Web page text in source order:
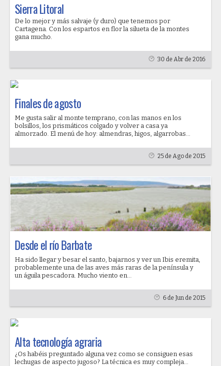
Sierra Litoral
De lo mejor y más salvaje (y duro) que tenemos por
Cartagena. Con los espartos en flor la silueta de la montes
gana mucho.
30 de Abr de 2016
Finales de agosto
Me gusta salir al monte temprano, con las manos en los
bolsillos, los prismáticos colgado y volver a casa ya
almorzado. El menú de hoy: almendras, higos, algarrobas...
25 de Ago de 2015
Desde el río Barbate
Ha sido llegar y besar el santo, bajarnos y ver un Ibis eremita,
probablemente una de las aves más raras de la península y
un águila pescadora. Mucho viento en...
6 de Jun de 2015
Alta tecnología agraria
¿Os habéis preguntado alguna vez como se consiguen esas
lechugas de aspecto jugoso? La técnica es muy compleja...